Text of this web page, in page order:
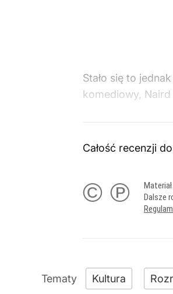
Stało się to
komediowy,
Całość recenzji
© ℗
Dalsze
Kultura